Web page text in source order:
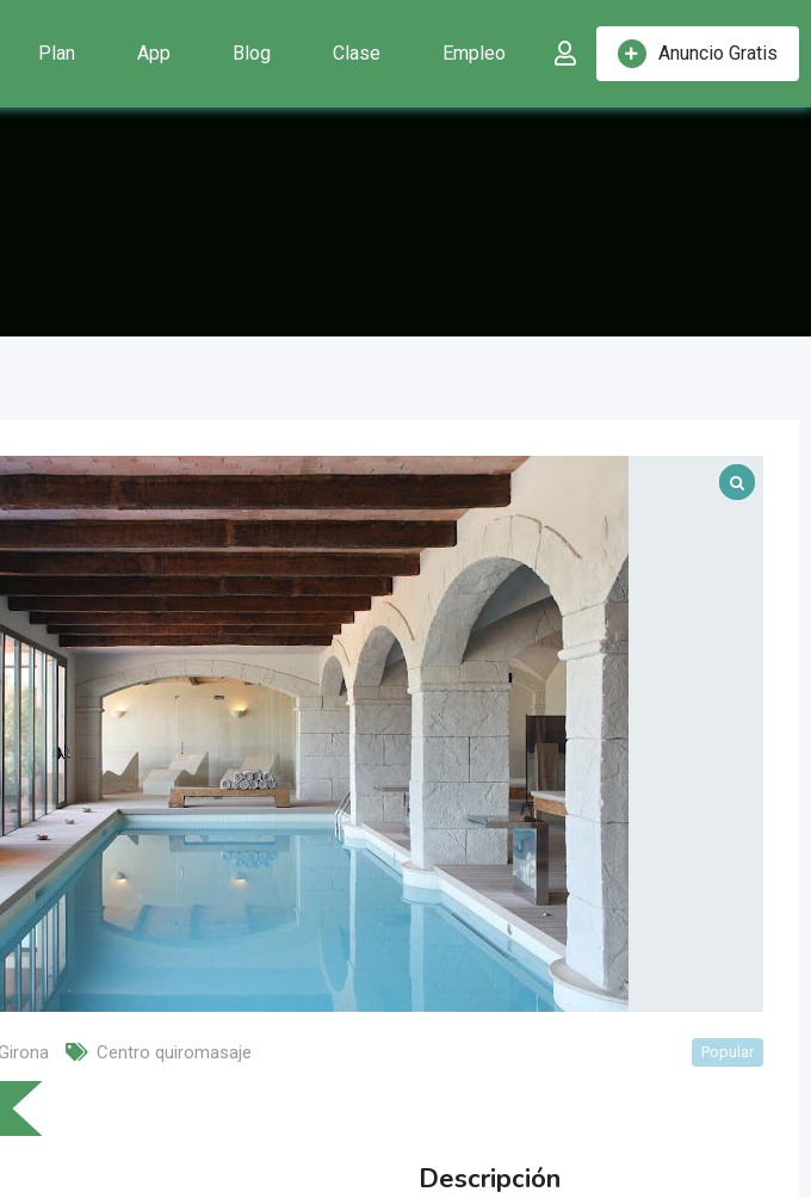
Anuncio Gratis
Plan App Blog Clase Empleo
Centro quiromasaje Popular
Descripción